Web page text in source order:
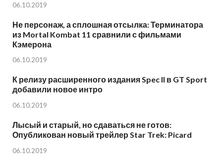
06.10.2019
Не персонаж, а сплошная отсылка: Терминатора
из Mortal Kombat 11 сравнили с фильмами
Кэмерона
06.10.2019
К релизу расширенного издания Spec II в GT Sport
добавили новое интро
06.10.2019
Лысый и старый, но сдаваться не готов:
Опубликован новый трейлер Star Trek: Picard
06.10.2019